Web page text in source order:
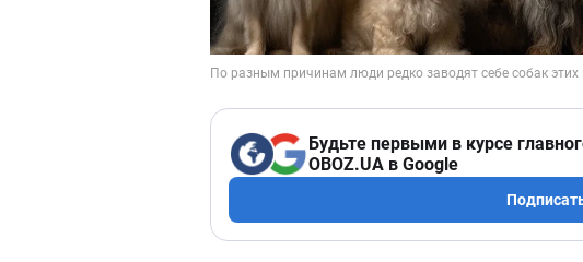
Будьте первыми в курсе
OBOZ.UA в Google